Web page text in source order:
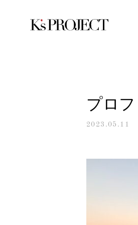
プロ
2023.05.11